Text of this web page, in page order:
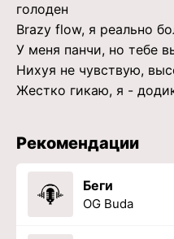
голоден
Brazy flow, я реально
У меня панчи, но тебе
Нихуя не чувствую,
Жестко гикаю, я -
Рекомендации
Беги
OG Buda